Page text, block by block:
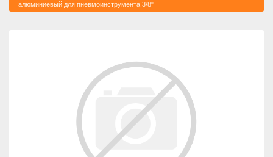
алюминиевый для пневмоинструмента 3/8"